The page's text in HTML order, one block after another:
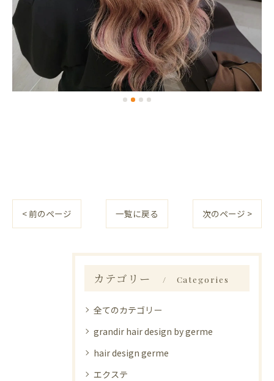
< 前のページ 一覧に戻る 次のページ >
カテゴリー Categories
全てのカテゴリー
grandir hair design by germe
hair design germe
エクステ